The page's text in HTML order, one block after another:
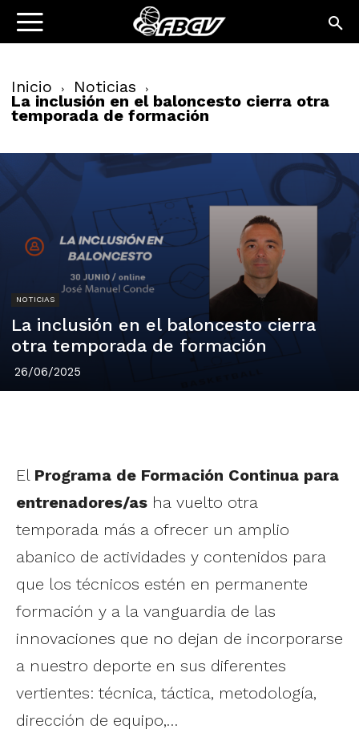
Inicio Noticias
La inclusión en el baloncesto cierra otra
temporada de formación
NOTICIAS
La inclusión en el baloncesto cierra
otra temporada de formación
26/06/2025
El Programa de Formación Continua para
entrenadores/as ha vuelto otra
temporada más a ofrecer un amplio
abanico de actividades y contenidos para
que los técnicos estén en permanente
formación y a la vanguardia de las
innovaciones que no dejan de incorporarse
a nuestro deporte en sus diferentes
vertientes: técnica, táctica, metodología,
dirección de equipo,…